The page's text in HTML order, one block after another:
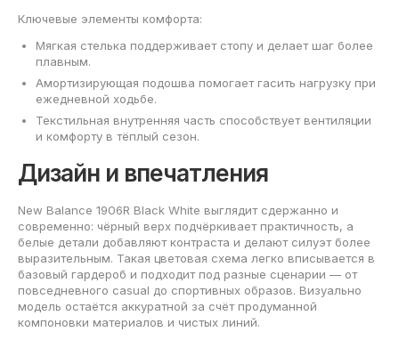
Ключевые элементы комфорта:
Мягкая стелька поддерживает стопу и делает шаг более
плавным.
Амортизирующая подошва помогает гасить нагрузку при
ежедневной ходьбе.
Текстильная внутренняя часть способствует вентиляции
и комфорту в тёплый сезон.
Дизайн и впечатления
New Balance 1906R Black White выглядит сдержанно и
современно: чёрный верх подчёркивает практичность, а
белые детали добавляют контраста и делают силуэт более
выразительным. Такая цветовая схема легко вписывается в
базовый гардероб и подходит под разные сценарии — от
повседневного casual до спортивных образов. Визуально
модель остаётся аккуратной за счёт продуманной
компоновки материалов и чистых линий.